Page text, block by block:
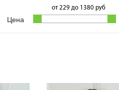
от229до 1380 руб